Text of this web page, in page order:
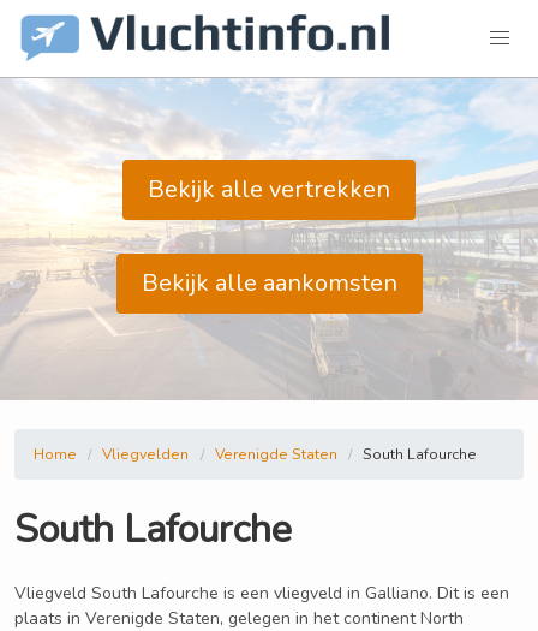
Bekijk alle vertrekken
Bekijk alle aankomsten
Home Vliegvelden Verenigde Staten South Lafourche
South Lafourche
Vliegveld South Lafourche is een vliegveld in Galliano. Dit is een
plaats in Verenigde Staten, gelegen in het continent North